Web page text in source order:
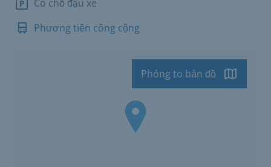
Có chỗ đậu xe
Phương tiện công cộng
Phóng to bản đồ